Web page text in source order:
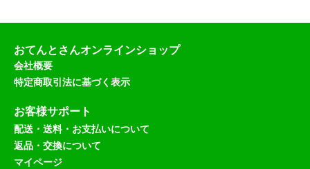
おてんとさんオンラインショップ
会社概要
特定商取引法に基づく表示
お客様サポート
配送・送料・お支払いについて
返品・交換について
マイページ